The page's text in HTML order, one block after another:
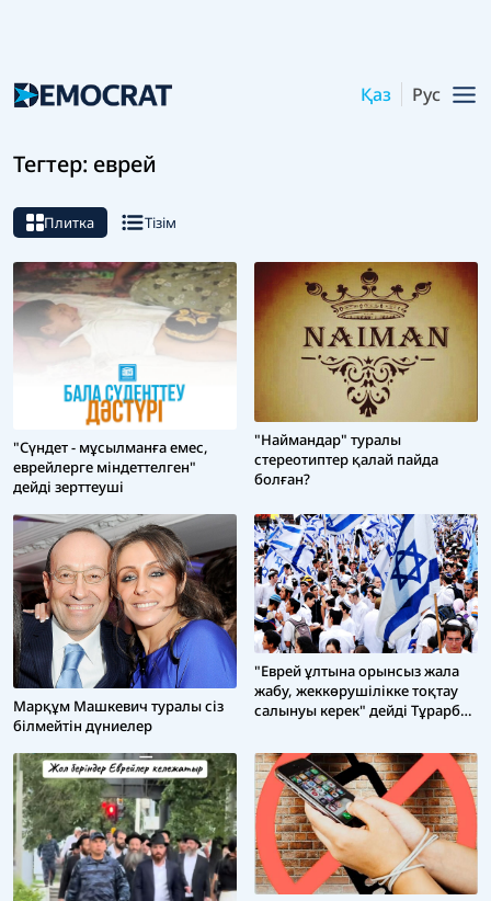
Қаз Рус
Тегтер: еврей
Плитка Тізім
"Сүндет - мұсылманға емес,
еврейлерге міндеттелген"
дейді зерттеуші
"Наймандар" туралы
стереотиптер қалай пайда
болған?
Марқұм Машкевич туралы сіз
білмейтін дүниелер
"Еврей ұлтына орынсыз жала
жабу, жеккөрушілікке тоқтау
салынуы керек" дейді Тұрарбек